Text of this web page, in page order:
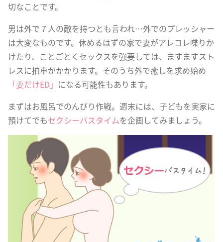
切なことです。
男は外で７人の敵を持つとも言われ…外でのプレッシャー
は大変なものです。休めるはずの家で妻がアレコレ喋りか
けたり、ことごとくセックスを強要しては、ますますスト
レスに拍車がかかります。そのうち外で癒しを求め始め
「妻だけED」 になる可能性もあります。
まずはお風呂でのんびり作戦。週末には、子どもを実家に
預けてでもセクシーバスタイムを企画してみましょう。